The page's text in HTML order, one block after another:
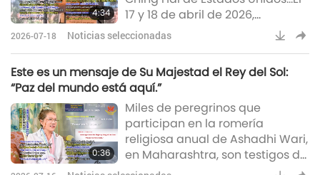
adultos mayores. Actualmente
se están construyendo más de
4:34
17 y 18 de abril de 2026,
miembros de nuestra
Asociación participaron en el
Thought, en la Universidad de
Stanford, en California. El evento
reunió a estudiantes,
investigadores y expertos del
sector de más de 60
universidades y 14 países para
reinventar un sistema alim
2026-07-18 Noticias seleccionadas
Este es un mensaje de Su Majestad el Rey del Sol:
“Paz del mundo está aquí.”
0:36
Miles de peregrinos que
participan en la romería
religiosa anual de Ashadhi Wari,
en Maharashtra, son testigos de
un raro halo solar que rodea al